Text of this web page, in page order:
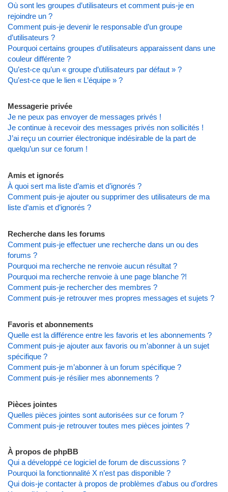
Où sont les groupes d’utilisateurs et comment puis-je en
rejoindre un ?
Comment puis-je devenir le responsable d’un groupe
d’utilisateurs ?
Pourquoi certains groupes d’utilisateurs apparaissent dans une
couleur différente ?
Qu’est-ce qu’un « groupe d’utilisateurs par défaut » ?
Qu’est-ce que le lien « L’équipe » ?
Messagerie privée
Je ne peux pas envoyer de messages privés !
Je continue à recevoir des messages privés non sollicités !
J’ai reçu un courrier électronique indésirable de la part de
quelqu’un sur ce forum !
Amis et ignorés
À quoi sert ma liste d’amis et d’ignorés ?
Comment puis-je ajouter ou supprimer des utilisateurs de ma
liste d’amis et d’ignorés ?
Recherche dans les forums
Comment puis-je effectuer une recherche dans un ou des
forums ?
Pourquoi ma recherche ne renvoie aucun résultat ?
Pourquoi ma recherche renvoie à une page blanche ?!
Comment puis-je rechercher des membres ?
Comment puis-je retrouver mes propres messages et sujets ?
Favoris et abonnements
Quelle est la différence entre les favoris et les abonnements ?
Comment puis-je ajouter aux favoris ou m’abonner à un sujet
spécifique ?
Comment puis-je m’abonner à un forum spécifique ?
Comment puis-je résilier mes abonnements ?
Pièces jointes
Quelles pièces jointes sont autorisées sur ce forum ?
Comment puis-je retrouver toutes mes pièces jointes ?
À propos de phpBB
Qui a développé ce logiciel de forum de discussions ?
Pourquoi la fonctionnalité X n’est pas disponible ?
Qui dois-je contacter à propos de problèmes d’abus ou d’ordres